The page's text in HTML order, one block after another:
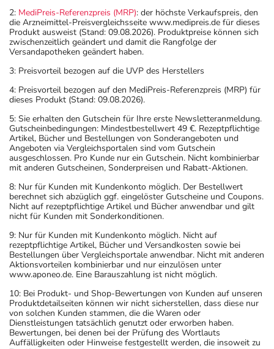
2: MediPreis-Referenzpreis (MRP): der höchste Verkaufspreis, den
die Arzneimittel-Preisvergleichsseite www.medipreis.de für dieses
Produkt ausweist (Stand: 09.08.2026). Produktpreise können sich
zwischenzeitlich geändert und damit die Rangfolge der
Versandapotheken geändert haben.
3: Preisvorteil bezogen auf die UVP des Herstellers
4: Preisvorteil bezogen auf den MediPreis-Referenzpreis (MRP) für
dieses Produkt (Stand: 09.08.2026).
5: Sie erhalten den Gutschein für Ihre erste Newsletteranmeldung.
Gutscheinbedingungen: Mindestbestellwert 49 €. Rezeptpflichtige
Artikel, Bücher und Bestellungen von Sonderangeboten und
Angeboten via Vergleichsportalen sind vom Gutschein
ausgeschlossen. Pro Kunde nur ein Gutschein. Nicht kombinierbar
mit anderen Gutscheinen, Sonderpreisen und Rabatt-Aktionen.
8: Nur für Kunden mit Kundenkonto möglich. Der Bestellwert
berechnet sich abzüglich ggf. eingelöster Gutscheine und Coupons.
Nicht auf rezeptpflichtige Artikel und Bücher anwendbar und gilt
nicht für Kunden mit Sonderkonditionen.
9: Nur für Kunden mit Kundenkonto möglich. Nicht auf
rezeptpflichtige Artikel, Bücher und Versandkosten sowie bei
Bestellungen über Vergleichsportale anwendbar. Nicht mit anderen
Aktionsvorteilen kombinierbar und nur einzulösen unter
www.aponeo.de. Eine Barauszahlung ist nicht möglich.
10: Bei Produkt- und Shop-Bewertungen von Kunden auf unseren
Produktdetailseiten können wir nicht sicherstellen, dass diese nur
von solchen Kunden stammen, die die Waren oder
Dienstleistungen tatsächlich genutzt oder erworben haben.
Bewertungen, bei denen bei der Prüfung des Wortlauts
Auffälligkeiten oder Hinweise festgestellt werden, die insoweit zu